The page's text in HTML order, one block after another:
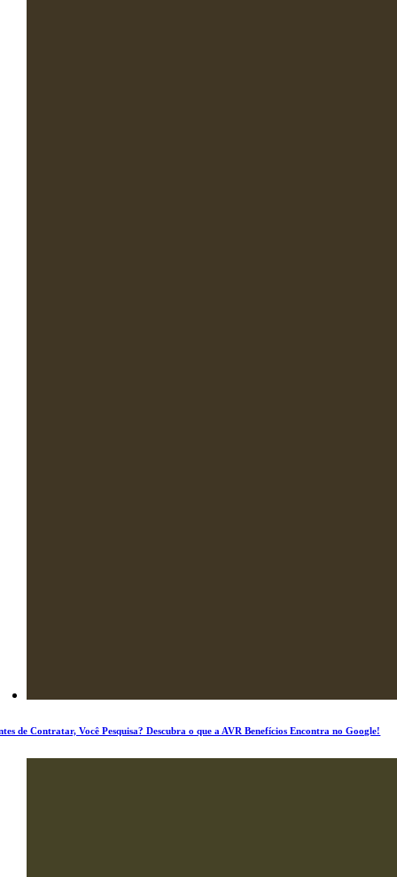
de Contratar, Você Pesquisa? Descubra o que a AVR Benefícios Encontra no Google!